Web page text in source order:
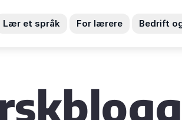
Lær et språk For lærere Bedrift